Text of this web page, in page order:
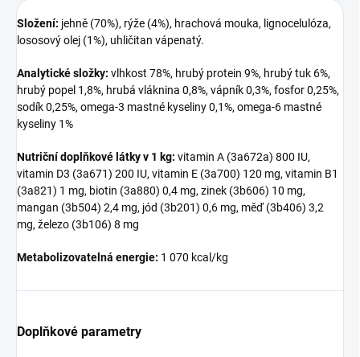
Složení: jehně (70%), rýže (4%), hrachová mouka, lignocelulóza,
lososový olej (1%), uhličitan vápenatý.
Analytické složky: vlhkost 78%, hrubý protein 9%, hrubý tuk 6%,
hrubý popel 1,8%, hrubá vláknina 0,8%, vápník 0,3%, fosfor 0,25%,
sodík 0,25%, omega-3 mastné kyseliny 0,1%, omega-6 mastné
kyseliny 1%
Nutriční doplňkové látky v 1 kg: vitamin A (3a672a) 800 IU,
vitamin D3 (3a671) 200 IU, vitamin E (3a700) 120 mg, vitamin B1
(3a821) 1 mg, biotin (3a880) 0,4 mg, zinek (3b606) 10 mg,
mangan (3b504) 2,4 mg, jód (3b201) 0,6 mg, měď (3b406) 3,2
mg, železo (3b106) 8 mg
Metabolizovatelná energie: 1 070 kcal/kg
Doplňkové parametry